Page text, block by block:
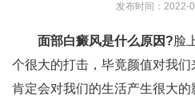
发布时间：2022-
面部白癜风是什么原因? 脸
个很大的打击，毕竟颜值对我们
肯定会对我们的生活产生很大